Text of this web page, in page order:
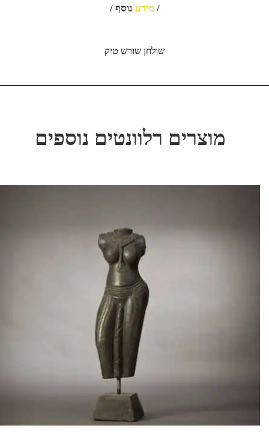
/ מידע נוסף /
שולחן שורש טיק
מוצרים רלוונטים נוספים